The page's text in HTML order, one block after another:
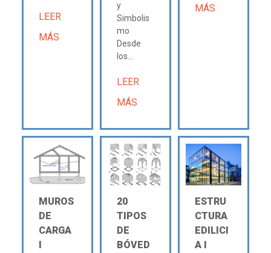
LEER
MÁS
y
Simbolis
mo
Desde
los...
LEER
MÁS
MÁS
MUROS
DE
CARGA
Ι
20
TIPOS
DE
BÓVED
ESTRU
CTURA
EDILICI
A Ι